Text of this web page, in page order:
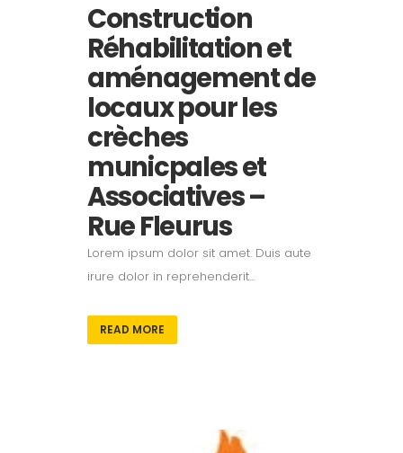
Construction
Réhabilitation et
aménagement de
locaux pour les
crèches
municpales et
Associatives –
Rue Fleurus
Lorem ipsum dolor sit amet. Duis aute
irure dolor in reprehenderit...
READ MORE